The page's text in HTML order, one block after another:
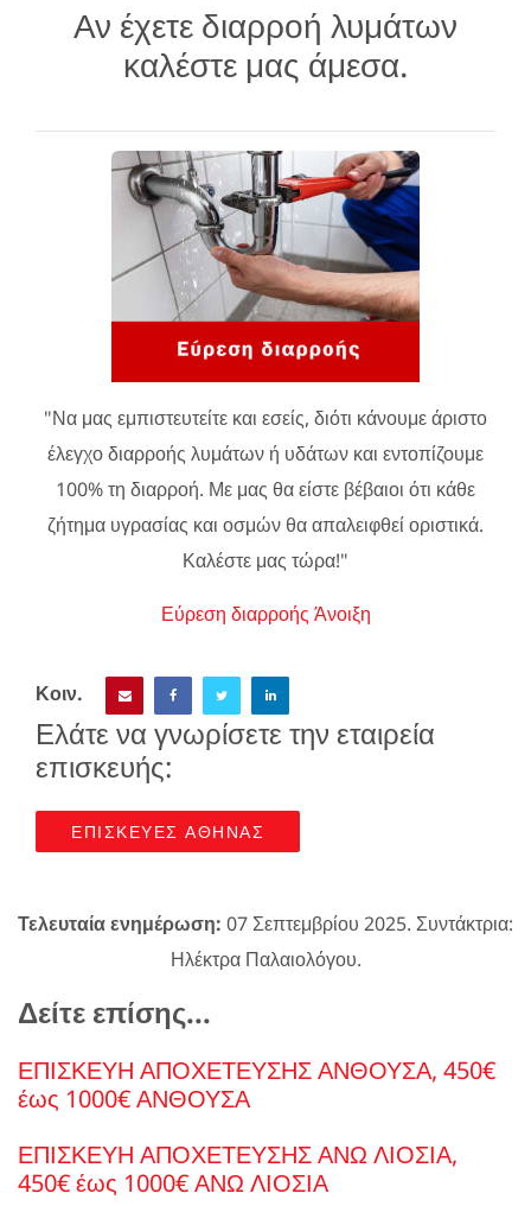
Αν έχετε διαρροή λυμάτων
καλέστε μας άμεσα.
"Να μας εμπιστευτείτε και εσείς, διότι κάνουμε άριστο
έλεγχο διαρροής λυμάτων ή υδάτων και εντοπίζουμε
100% τη διαρροή. Με μας θα είστε βέβαιοι ότι κάθε
ζήτημα υγρασίας και οσμών θα απαλειφθεί οριστικά.
Καλέστε μας τώρα!"
Εύρεση διαρροής Άνοιξη
Κοιν.
Ελάτε να γνωρίσετε την εταιρεία
επισκευής:
ΕΠΙΣΚΕΥΕΣ ΑΘΗΝΑΣ
Τελευταία ενημέρωση: 07 Σεπτεμβρίου 2025. Συντάκτρια:
Ηλέκτρα Παλαιολόγου.
Δείτε επίσης...
ΕΠΙΣΚΕΥΗ ΑΠΟΧΕΤΕΥΣΗΣ ΑΝΘΟΥΣΑ, 450€
έως 1000€ ΑΝΘΟΥΣΑ
ΕΠΙΣΚΕΥΗ ΑΠΟΧΕΤΕΥΣΗΣ ΑΝΩ ΛΙΟΣΙΑ,
450€ έως 1000€ ΑΝΩ ΛΙΟΣΙΑ